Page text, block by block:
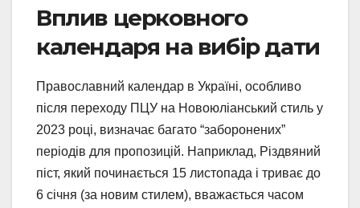
Вплив церковного
календаря на вибір дати
Православний календар в Україні, особливо
після переходу ПЦУ на Новоюліанський стиль у
2023 році, визначає багато “заборонених”
періодів для пропозицій. Наприклад, Різдвяний
піст, який починається 15 листопада і триває до
6 січня (за новим стилем), вважається часом